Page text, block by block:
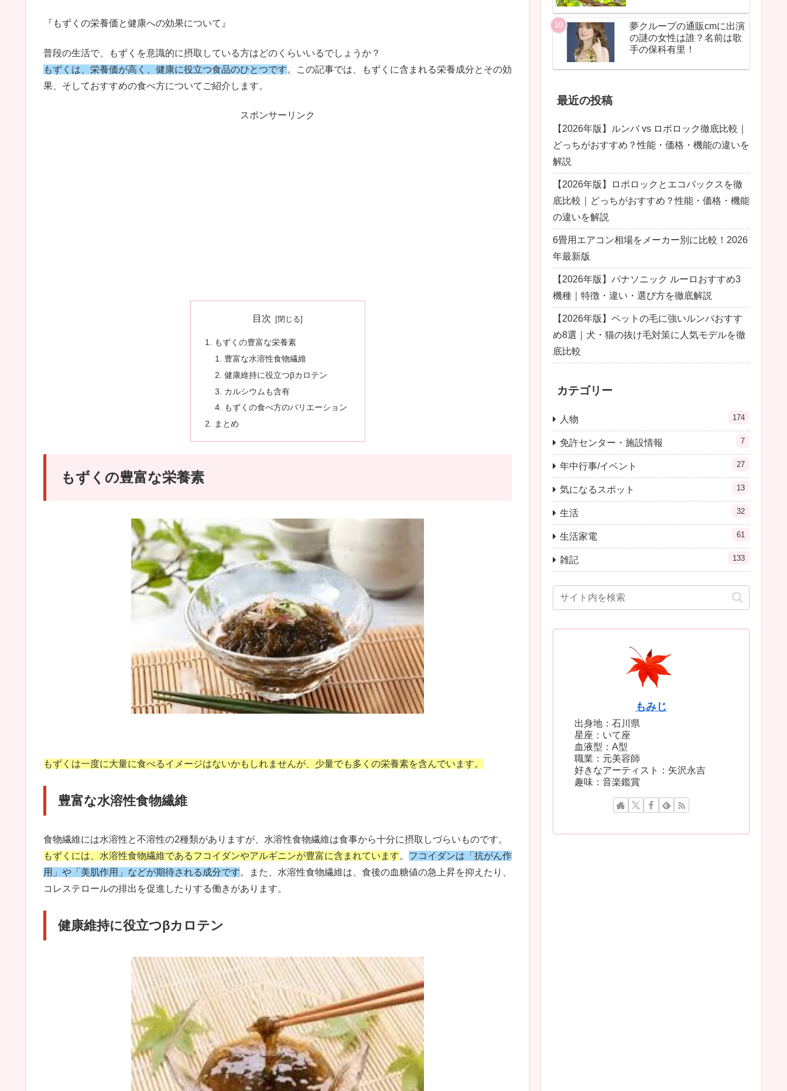
『もずくの栄養価と健康への効果について』
普段の生活で、もずくを意識的に摂取している方はどのくらいいるでしょうか？
もずくは、栄養価が高く、健康に役立つ食品のひとつです。この記事では、もずくに含まれる栄養成分とその効
果、そしておすすめの食べ方についてご紹介します。
スポンサーリンク
目次
もずくの豊富な栄養素
豊富な水溶性食物繊維
健康維持に役立つβカロテン
カルシウムも含有
もずくの食べ方のバリエーション
まとめ
もずくの豊富な栄養素
もずくは一度に大量に食べるイメージはないかもしれませんが、少量でも多くの栄養素を含んでいます。
豊富な水溶性食物繊維
食物繊維には水溶性と不溶性の2種類がありますが、水溶性食物繊維は食事から十分に摂取しづらいものです。
もずくには、水溶性食物繊維であるフコイダンやアルギニンが豊富に含まれています。 フコイダンは「抗がん作
用」や「美肌作用」などが期待される成分です。また、水溶性食物繊維は、食後の血糖値の急上昇を抑えたり、
コレステロールの排出を促進したりする働きがあります。
健康維持に役立つβカロテン
夢クループの通販cmに出演
の謎の女性は誰？名前は歌
手の保科有里！
最近の投稿
【2026年版】ルンバ vs ロボロック徹底比較｜
どっちがおすすめ？性能・価格・機能の違いを
解説
【2026年版】ロボロックとエコバックスを徹
底比較｜どっちがおすすめ？性能・価格・機能
の違いを解説
6畳用エアコン相場をメーカー別に比較！2026
年最新版
【2026年版】パナソニック ルーロおすすめ3
機種｜特徴・違い・選び方を徹底解説
【2026年版】ペットの毛に強いルンバおすす
め8選｜犬・猫の抜け毛対策に人気モデルを徹
底比較
カテゴリー
人物 174
免許センター・施設情報 7
年中行事/イベント 27
気になるスポット 13
生活 32
生活家電 61
雑記 133
もみじ
出身地：石川県
星座：いて座
血液型：A型
職業：元美容師
好きなアーティスト：矢沢永吉
趣味：音楽鑑賞